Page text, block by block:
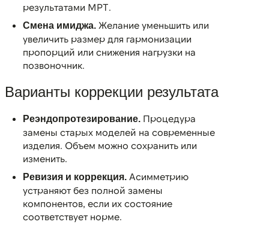
результатами МРТ.
Смена имиджа. Желание уменьшить или
увеличить размер для гармонизации
пропорций или снижения нагрузки на
позвоночник.
Варианты коррекции результата
Реэндопротезирование. Процедура
замены старых моделей на современные
изделия. Объем можно сохранить или
изменить.
Ревизия и коррекция. Асимметрию
устраняют без полной замены
компонентов, если их состояние
соответствует норме.